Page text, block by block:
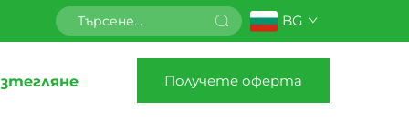
BG
Получете оферта